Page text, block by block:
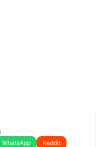
WhatsApp
Reddit